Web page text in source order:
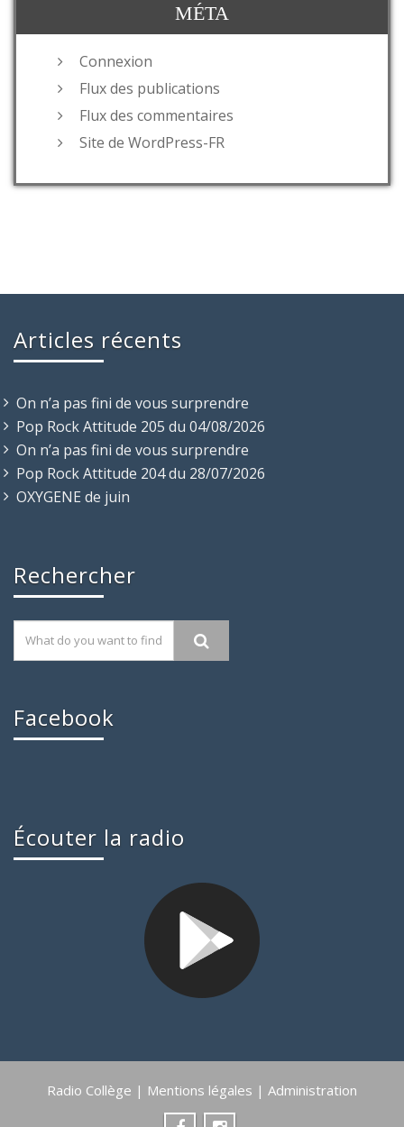
MÉTA
Connexion
Flux des publications
Flux des commentaires
Site de WordPress-FR
Articles récents
On n’a pas fini de vous surprendre
Pop Rock Attitude 205 du 04/08/2026
On n’a pas fini de vous surprendre
Pop Rock Attitude 204 du 28/07/2026
OXYGENE de juin
Rechercher
Facebook
Écouter la radio
Radio Collège | Mentions légales | Administration